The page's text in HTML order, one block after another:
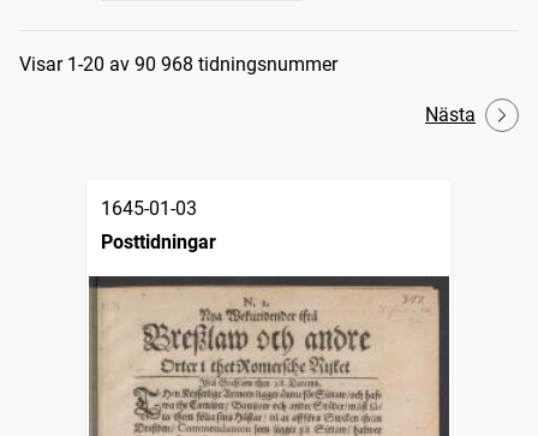
Sökresultat
Visar 1-20 av 90 968 tidningsnummer
Nästa
1645-01-03
Posttidningar